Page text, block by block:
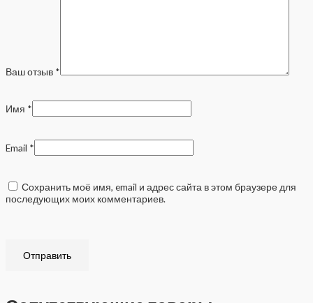
Ваш отзыв *
Имя *
Email *
Сохранить моё имя, email и адрес сайта в этом браузере для
последующих моих комментариев.